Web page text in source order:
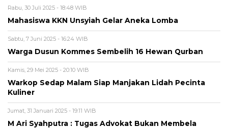
Rabu, 30 Juli 2025 - 18:48 WIB
Mahasiswa KKN Unsyiah Gelar Aneka Lomba
Sabtu, 7 Juni 2025 - 16:24 WIB
Warga Dusun Kommes Sembelih 16 Hewan Qurban
Kamis, 29 Mei 2025 - 20:10 WIB
Warkop Sedap Malam Siap Manjakan Lidah Pecinta
Kuliner
Jumat, 31 Januari 2025 - 19:11 WIB
M Ari Syahputra : Tugas Advokat Bukan Membela